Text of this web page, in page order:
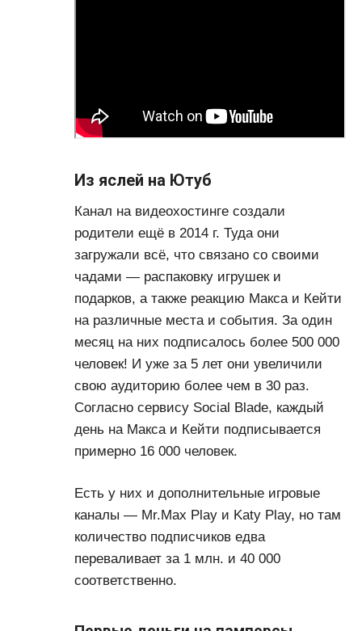
Из яслей на Ютуб
Канал на видеохостинге создали
родители ещё в 2014 г. Туда они
загружали всё, что связано со своими
чадами — распаковку игрушек и
подарков, а также реакцию Макса и Кейти
на различные места и события. За один
месяц на них подписалось более 500 000
человек! И уже за 5 лет они увеличили
свою аудиторию более чем в 30 раз.
Согласно сервису Social Blade, каждый
день на Макса и Кейти подписывается
примерно 16 000 человек.
Есть у них и дополнительные игровые
каналы — Mr.Max Play и Katy Play, но там
количество подписчиков едва
переваливает за 1 млн. и 40 000
соответственно.